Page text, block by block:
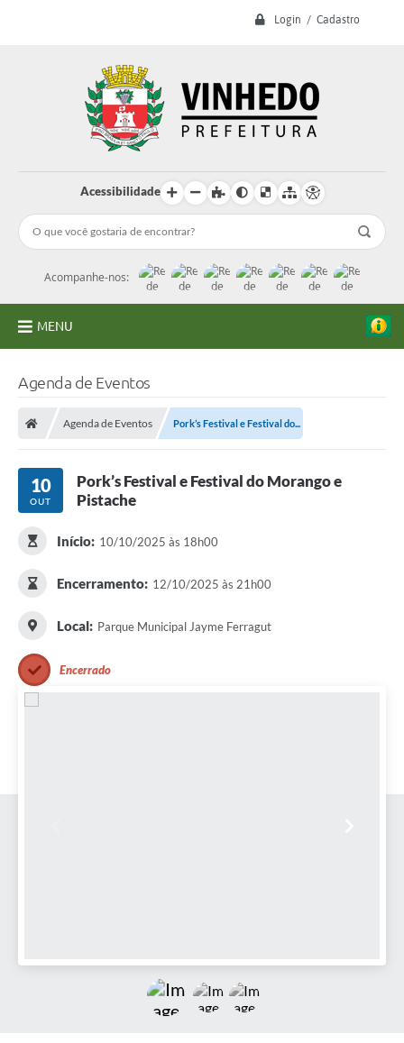
Login / Cadastro
Acessibilidade
Acompanhe-nos:
MENU
Licitações
Inclusão e Acessibilidade
Tributos Online
Cidadão
Transporte Coletivo Municipal (Horários e
Listagem dos CEPs de Vinhedo
Agenda de Eventos
Agenda de Eventos Pork’s Festival e Festival do...
10
OUT
Pork’s Festival e Festival do Morango e
Pistache
Início: 10/10/2025 às 18h00
Encerramento: 12/10/2025 às 21h00
Local: Parque Municipal Jayme Ferragut
Encerrado